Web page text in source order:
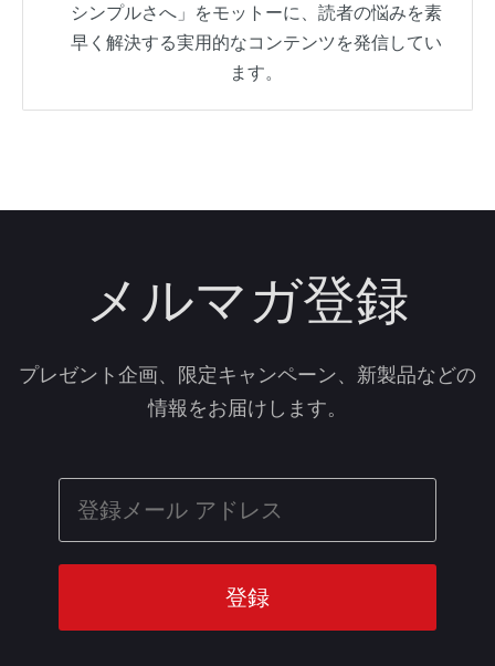
シンプルさへ」をモットーに、読者の悩みを素
早く解決する実用的なコンテンツを発信してい
ます。
メルマガ登録
プレゼント企画、限定キャンペーン、新製品などの
情報をお届けします。